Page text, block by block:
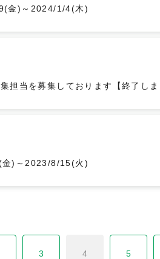
金)～2024/1/4(木)
担当を募集しております【終了しま
)～2023/8/15(火)
3 4 5